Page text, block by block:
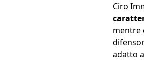
Ciro
mentre
adatto